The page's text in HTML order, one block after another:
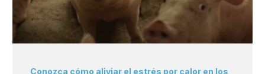
Conozca cómo aliviar el estrés por calor en los